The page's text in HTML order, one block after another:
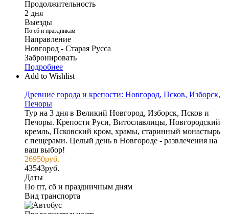
Продолжительность
2 дня
Выезды
По сб и праздникам
Направление
Новгород - Старая Русса
Забронировать
Подробнее
Add to Wishlist
Древние города и крепости: Новгород, Псков, Изборск,
Печоры
Тур на 3 дня в Великий Новгород, Изборск, Псков и
Печоры. Крепости Руси, Витославлицы, Новгородский
кремль, Псковский кром, храмы, старинный монастырь
с пещерами. Целый день в Новгороде - развлечения на
ваш выбор!
26950руб.
43543руб.
Даты
По пт, сб и праздничным дням
Вид транспорта